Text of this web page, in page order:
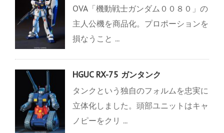
OVA「機動戦士ガンダム００８０」の
主人公機を商品化。プロポーションを
損なうこと ...
HGUC RX-75 ガンタンク
タンクという独自のフォルムを忠実に
立体化しました。頭部ユニットはキャ
ノピーをクリ ...